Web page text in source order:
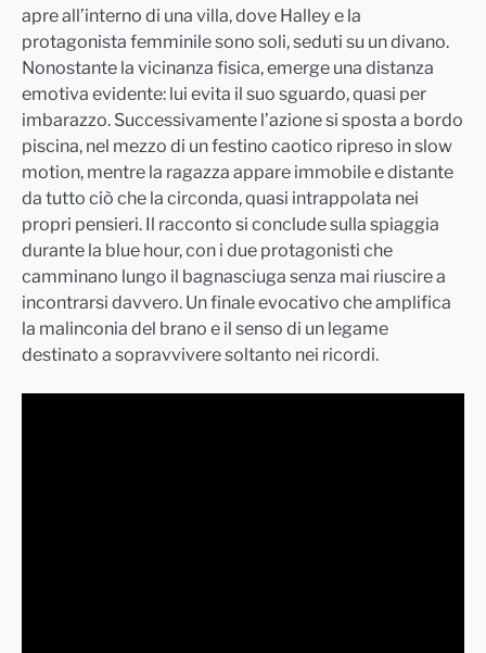
apre all’interno di una villa, dove Halley e la
protagonista femminile sono soli, seduti su un divano.
Nonostante la vicinanza fisica, emerge una distanza
emotiva evidente: lui evita il suo sguardo, quasi per
imbarazzo. Successivamente l’azione si sposta a bordo
piscina, nel mezzo di un festino caotico ripreso in slow
motion, mentre la ragazza appare immobile e distante
da tutto ciò che la circonda, quasi intrappolata nei
propri pensieri. Il racconto si conclude sulla spiaggia
durante la blue hour, con i due protagonisti che
camminano lungo il bagnasciuga senza mai riuscire a
incontrarsi davvero. Un finale evocativo che amplifica
la malinconia del brano e il senso di un legame
destinato a sopravvivere soltanto nei ricordi.